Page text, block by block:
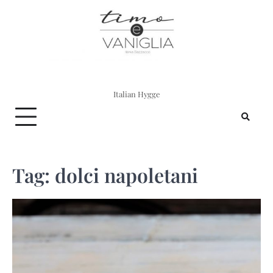
Italian Hygge
Tag: dolci napoletani